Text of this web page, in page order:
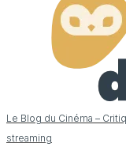
Le Blog du Cinéma –
streaming